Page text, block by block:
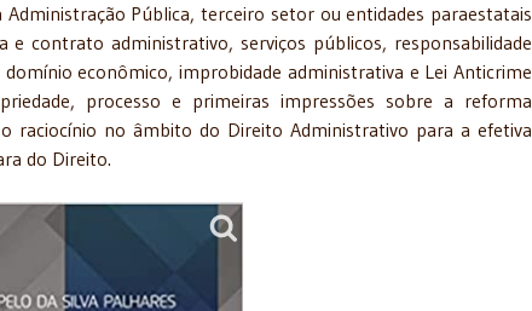
Pública, terceiro setor ou entidades paraestatais
contrato administrativo, serviços públicos, responsabilidade
econômico, improbidade administrativa e Lei Anticrime
processo e primeiras impressões sobre a reforma
raciocínio no âmbito do Direito Administrativo para a efetiva
do Direito.